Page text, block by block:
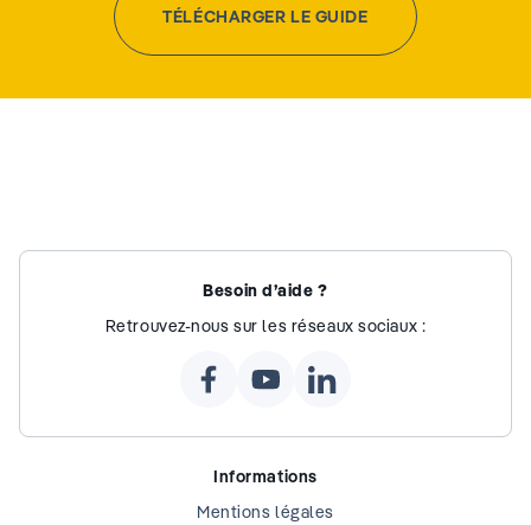
TÉLÉCHARGER LE GUIDE
Besoin d’aide ?
Retrouvez-nous sur les réseaux sociaux :
Informations
Mentions légales